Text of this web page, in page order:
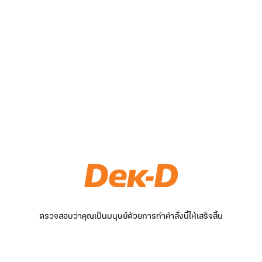
ตรวจสอบว่าคุณเป็นมนุษย์ด้วยการทำคำสั่งนี้ให้เสร็จสิ้น